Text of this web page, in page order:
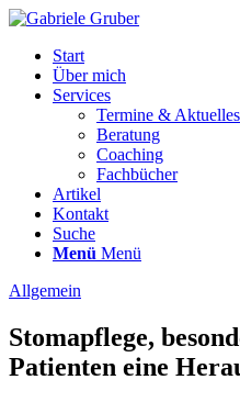
Start
Über mich
Services
Termine & Aktuelles
Beratung
Coaching
Fachbücher
Artikel
Kontakt
Suche
Menü Menü
Allgemein
Stomapflege,
Patienten eine